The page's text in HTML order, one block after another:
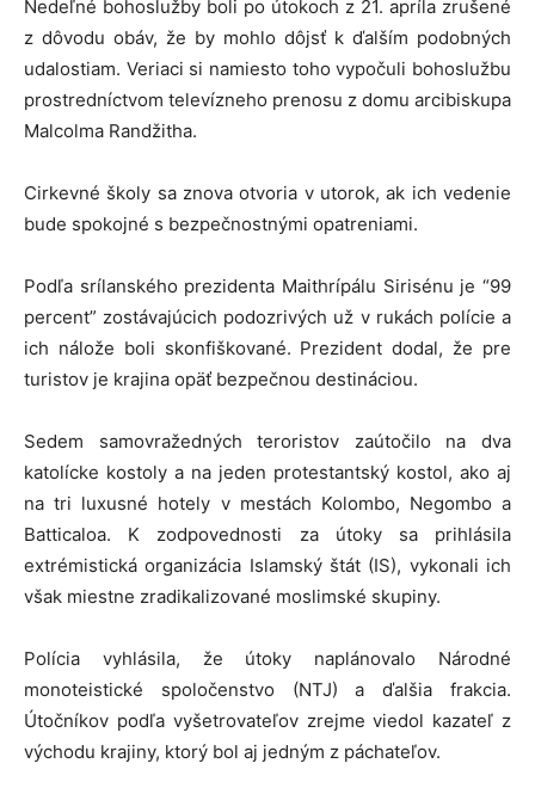
Nedeľné bohoslužby boli po útokoch z 21. apríla zrušené
z dôvodu obáv, že by mohlo dôjsť k ďalším podobných
udalostiam. Veriaci si namiesto toho vypočuli bohoslužbu
prostredníctvom televízneho prenosu z domu arcibiskupa
Malcolma Randžitha.
Cirkevné školy sa znova otvoria v utorok, ak ich vedenie
bude spokojné s bezpečnostnými opatreniami.
Podľa srílanského prezidenta Maithrípálu Sirisénu je “99
percent” zostávajúcich podozrivých už v rukách polície a
ich nálože boli skonfiškované. Prezident dodal, že pre
turistov je krajina opäť bezpečnou destináciou.
Sedem samovražedných teroristov zaútočilo na dva
katolícke kostoly a na jeden protestantský kostol, ako aj
na tri luxusné hotely v mestách Kolombo, Negombo a
Batticaloa. K zodpovednosti za útoky sa prihlásila
extrémistická organizácia Islamský štát (IS), vykonali ich
však miestne zradikalizované moslimské skupiny.
Polícia vyhlásila, že útoky naplánovalo Národné
monoteistické spoločenstvo (NTJ) a ďalšia frakcia.
Útočníkov podľa vyšetrovateľov zrejme viedol kazateľ z
východu krajiny, ktorý bol aj jedným z páchateľov.